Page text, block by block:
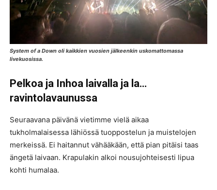
System of a Down oli kaikkien vuosien jälkeenkin uskomattomassa
livekuosissa.
Pelkoa ja Inhoa laivalla ja la…
ravintolavaunussa
Seuraavana päivänä vietimme vielä aikaa
tukholmalaisessa lähiössä tuoppostelun ja muistelojen
merkeissä. Ei haitannut vähääkään, että pian pitäisi taas
ängetä laivaan. Krapulakin alkoi nousujohteisesti lipua
kohti humalaa.